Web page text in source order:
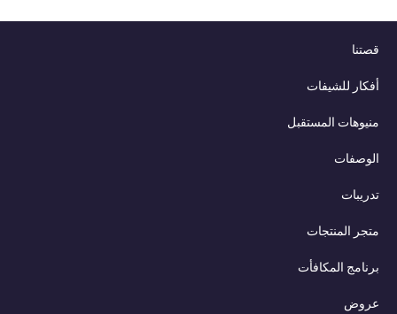
قصتنا
أفكار للشيفات
منيوهات المستقبل
الوصفات
تدريبات
متجر المنتجات
برنامج المكافأت
عروض